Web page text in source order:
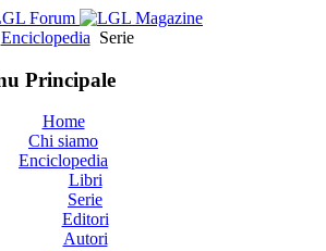
Enciclopedia Serie
Principale
Home
Chi siamo
Enciclopedia
Libri
Serie
Editori
Autori